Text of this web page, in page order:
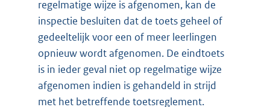
regelmatige wijze is afgenomen, kan de
inspectie besluiten dat de toets geheel of
gedeeltelijk voor een of meer leerlingen
opnieuw wordt afgenomen. De eindtoets
is in ieder geval niet op regelmatige wijze
afgenomen indien is gehandeld in strijd
met het betreffende toetsreglement.